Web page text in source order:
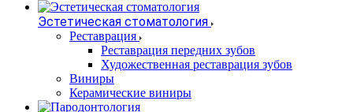
Эстетическая стоматология
Реставрация
Реставрация передних зубов
Художественная реставрация зубов
Виниры
Керамические виниры